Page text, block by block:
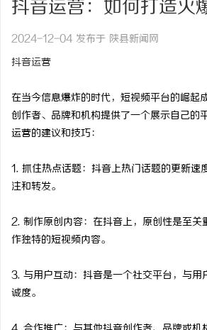
抖音运营：如何打造火
2024-12-04 发布于 陕县新闻网
抖音运营
在当今信息爆炸的时代，短视频平台的崛起
创作者、品牌和机构提供了一个展示自己的
运营的建议和技巧：
1. 抓住热点话题：抖音上热门话题的更新
注和转发。
2. 制作原创内容：在抖音上，原创性是至
作独特的短视频内容。
3. 与用户互动：抖音是一个社交平台，与
诚度。